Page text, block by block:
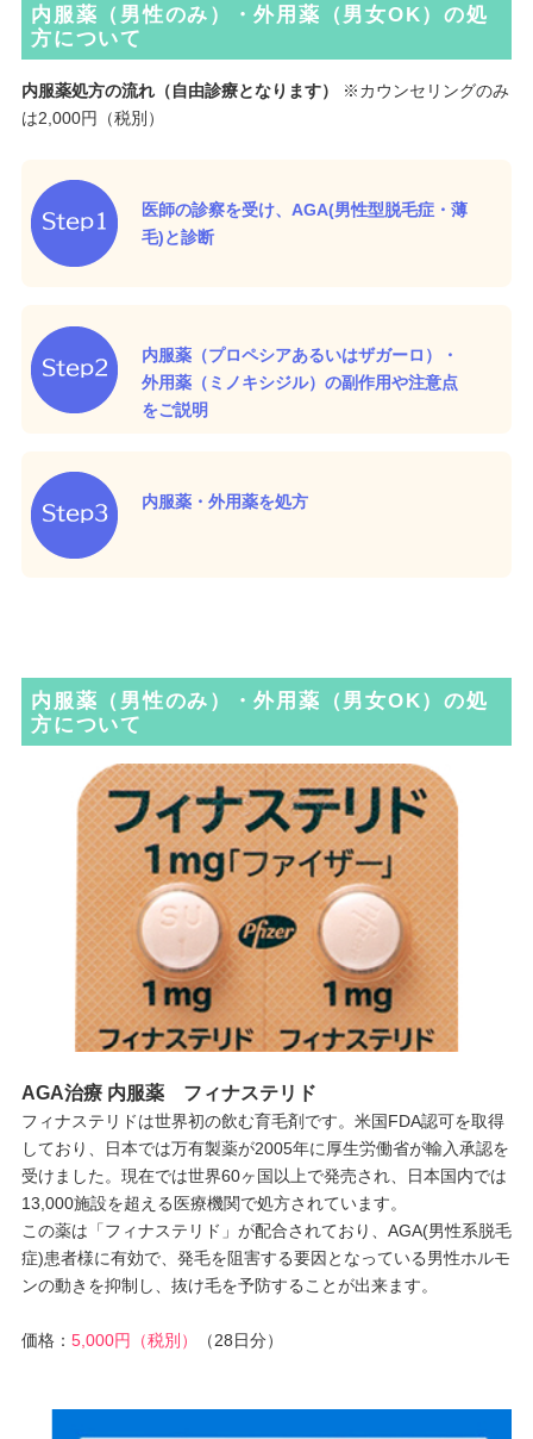
内服薬（男性のみ）・外用薬（男女OK）の処
方について
内服薬処方の流れ（自由診療となります）
※カウンセリングのみ
は2,000円（税別）
医師の診察を受け、AGA(男性型脱毛症・薄
毛)と診断
内服薬（プロペシアあるいはザガーロ）・
外用薬（ミノキシジル）の副作用や注意点
をご説明
内服薬・外用薬を処方
内服薬（男性のみ）・外用薬（男女OK）の処
方について
AGA治療 内服薬 フィナステリド
フィナステリドは世界初の飲む育毛剤です。米国FDA認可を取得
しており、日本では万有製薬が2005年に厚生労働省が輸入承認を
受けました。現在では世界60ヶ国以上で発売され、日本国内では
13,000施設を超える医療機関で処方されています。
この薬は「フィナステリド」が配合されており、AGA(男性系脱毛
症)患者様に有効で、発毛を阻害する要因となっている男性ホルモ
ンの動きを抑制し、抜け毛を予防することが出来ます。
価格： 5,000円（税別） （28日分）